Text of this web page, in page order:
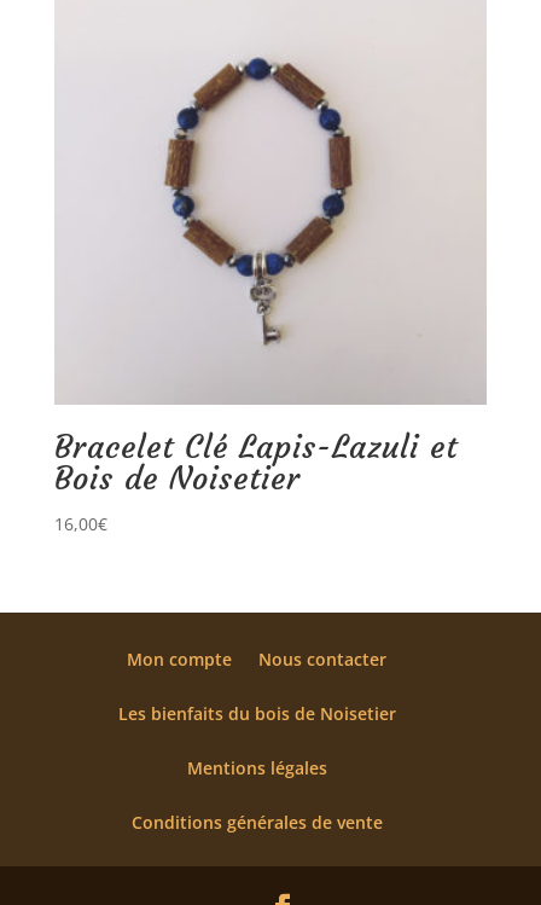
Bracelet Clé Lapis-Lazuli et
Bois de Noisetier
16,00€
Mon compte Nous contacter
Les bienfaits du bois de Noisetier
Mentions légales
Conditions générales de vente